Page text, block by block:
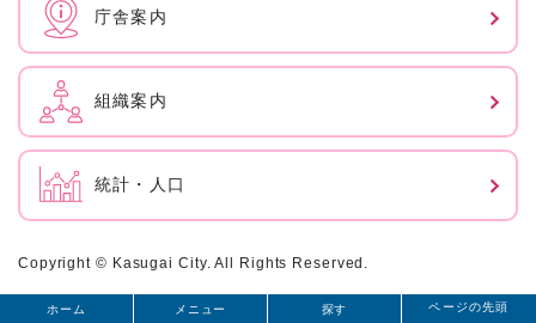
メニュー
ホーム 探す ページの先頭
庁舎案内
組織案内
統計・人口
Copyright © Kasugai City. All Rights Reserved.